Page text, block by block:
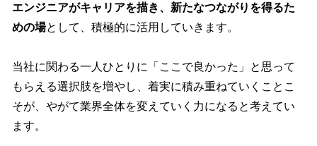
エンジニアがキャリアを描き、新たなつながりを得るた
めの場として、積極的に活用していきます。
当社に関わる一人ひとりに「ここで良かった」と思って
もらえる選択肢を増やし、着実に積み重ねていくことこ
そが、やがて業界全体を変えていく力になると考えてい
ます。